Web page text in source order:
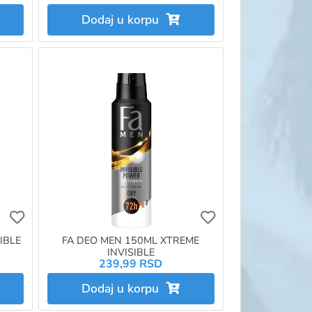
Dodaj u korpu
omiljene morate da budete prijavljeni
Ukoliko želite da dodate proizvod u omiljene morate da
FA DEO MEN 150ML XTREME
INVISIBLE
239,99 RSD
Dodaj u korpu